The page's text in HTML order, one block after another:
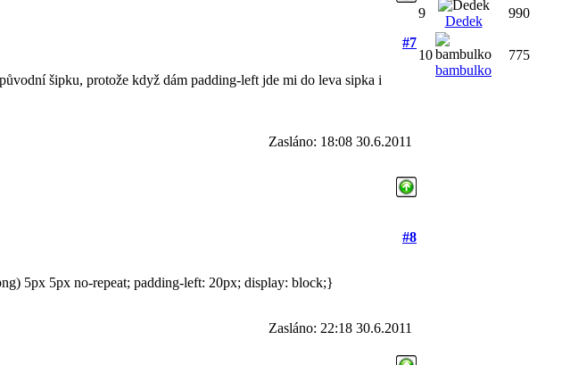
#7
šipku, protože když dám padding-left jde mi do leva sipka i
Zasláno: 18:08 30.6.2011
#8
5px 5px no-repeat; padding-left: 20px; display: block;}
Zasláno: 22:18 30.6.2011
9
Dedek
990
10
bambulko
775